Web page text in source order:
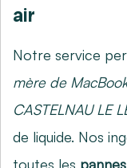
air
Notre service
mère de
CASTELNAU LE
de liquide. Nos
toutes les